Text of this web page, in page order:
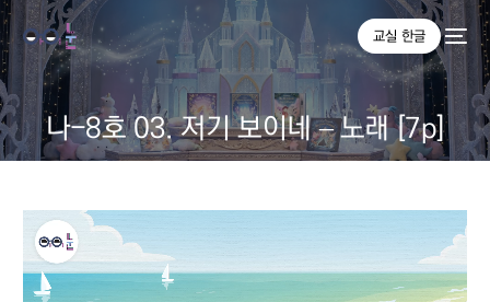
교실 한글
나-8호 03. 저기 보이네 – 노래 [7p]